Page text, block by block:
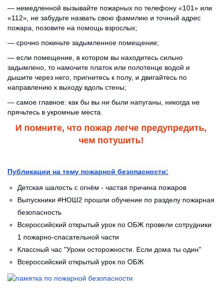
— немедленной вызывайте пожарных по телефону «101» или
«112», не забудьте назвать свою фамилию и точный адрес
пожара, позовите на помощь взрослых;
— срочно покиньте задымленное помещение;
— если помещение, в котором вы находитесь сильно
задымлено, то намочите платок или полотенце водой и
дышите через него, пригнитесь к полу, и двигайтесь по
направлению к выходу вдоль стены;
— самое главное: как бы вы ни были напуганы, никогда не
прячьтесь в укромные места.
И помните, что пожар легче предупредить,
чем потушить!
Публикации на тему пожарной безопасности:
Детская шалость с огнём - частая причина пожаров
Выпускники #НОШ2 прошли обучение по разделу пожарная
безопасность
Всероссийский открытый урок по ОБЖ провели сотрудники
1 пожарно-спасательной части
Классный час "Уроки осторожности. Если дома ты один"
Всероссийский открытый урок по ОБЖ